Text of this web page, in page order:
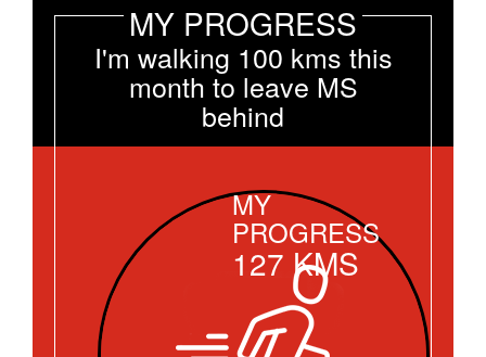
MY PROGRESS
I'm walking 100 kms this
month to leave MS
behind
MY
PROGRESS
127 KMS